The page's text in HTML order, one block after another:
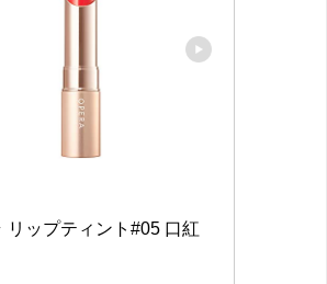
リップティント#05 口紅